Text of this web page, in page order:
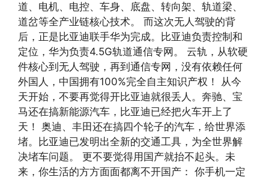
道、电机、电控、车身、底盘、转向架、轨道梁、
道岔等全产业链核心技术。 而这次无人驾驶的背
后，正是比亚迪联手华为完成。比亚迪负责控制和
定位，华为负责4.5G轨道通信专网。 云轨，从软硬
件核心到无人驾驶，再到通信专网，没有依赖任何
外国人，中国拥有100%完全自主知识产权！ 从今
天开始，不要再觉得开比亚迪就很丢人。奔驰、宝
马还在搞新能源汽车，比亚迪已经把火车开上了
天！ 奥迪、丰田还在搞四个轮子的汽车，给世界添
堵。比亚迪已发明出全新的交通工具，为全世界解
决堵车问题。 更不要觉得用国产就抬不起头。未
来，你生活的方方面面都离不开国产： 你手机一定